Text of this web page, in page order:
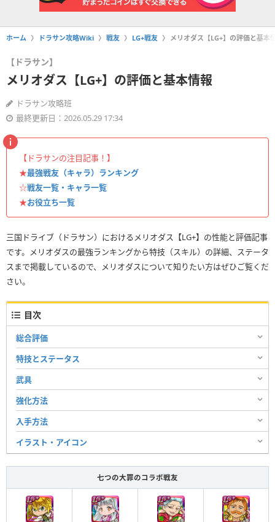
ホーム ドラサン攻略Wiki 戦友 LG+戦友 メリオダス【LG+】の評価と基本
【ドラサン】
メリオダス【LG+】の評価と基本情報
ドラサン攻略班
最終更新日：2026.05.29 17:34
【ドラサンの注目記事！】
★最強戦友（キャラ）ランキング
☆戦友一覧・キャラ一覧
★お役立ち一覧
三国ドライブ（ドラサン）におけるメリオダス【LG+】の性能と評価記事
です。メリオダスの最強ランキングから特技（スキル）の詳細、ステータ
スまで掲載しているので、メリオダスについて知りたい方はぜひご覧くだ
さい。
目次
総合評価
特技とステータス
武具
強化方法
入手方法
イラスト・アイコン
七つの大罪のコラボ戦友